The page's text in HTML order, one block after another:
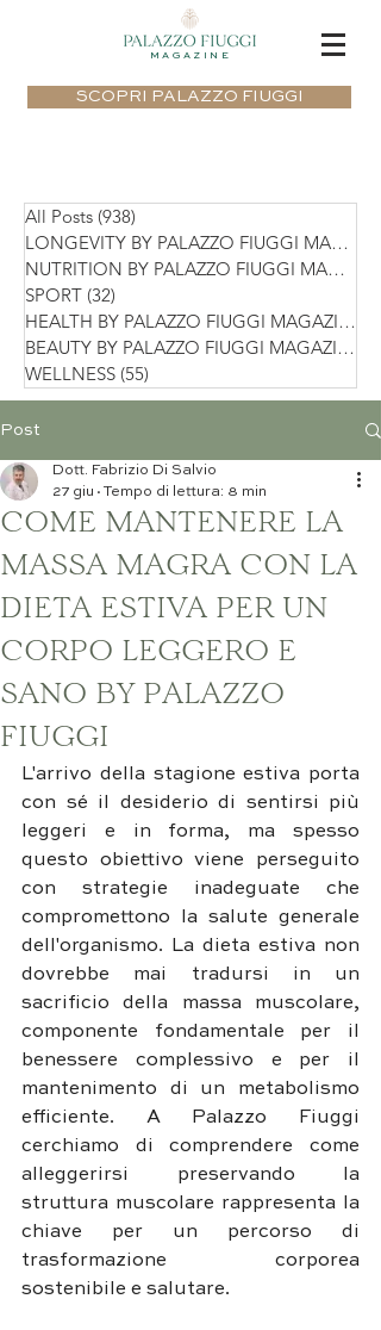
MAGAZINE
SCOPRI PALAZZO FIUGGI
All Posts (938)
LONGEVITY BY PALAZZO FIUGGI MAGAZIN
NUTRITION BY PALAZZO FIUGGI MAGAZIN
SPORT (32)
HEALTH BY PALAZZO FIUGGI MAGAZINE
BEAUTY BY PALAZZO FIUGGI MAGAZINE
WELLNESS (55)
Post
COME MANTENERE LA
MASSA MAGRA CON LA
DIETA ESTIVA PER UN
CORPO LEGGERO E
SANO BY PALAZZO
FIUGGI
Dott. Fabrizio Di Salvio
27 giu
Tempo di lettura: 8 min
L'arrivo della stagione estiva porta
con sé il desiderio di sentirsi più
leggeri e in forma, ma spesso
questo obiettivo viene perseguito
con strategie inadeguate che
compromettono la salute generale
dell'organismo. La dieta estiva non
dovrebbe mai tradursi in un
sacrificio della massa muscolare,
componente fondamentale per il
benessere complessivo e per il
mantenimento di un metabolismo
efficiente. A Palazzo Fiuggi
cerchiamo di comprendere come
alleggerirsi preservando la
struttura muscolare rappresenta la
chiave per un percorso di
trasformazione corporea
sostenibile e salutare.